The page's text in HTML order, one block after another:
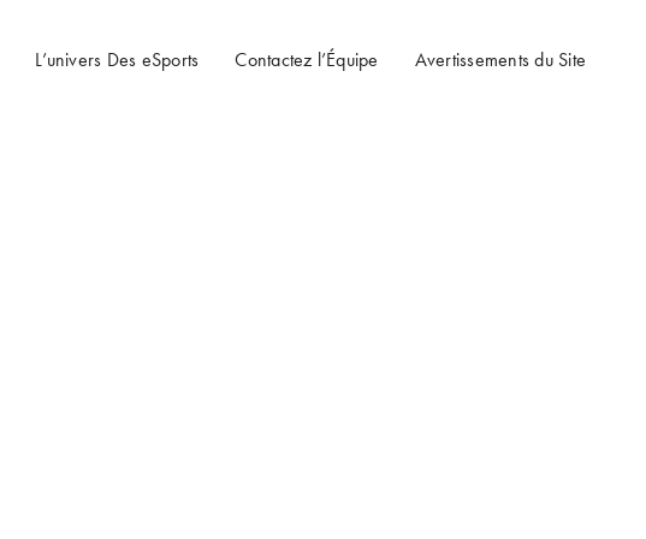
L’univers Des eSports Contactez l’Équipe Avertissements du Site